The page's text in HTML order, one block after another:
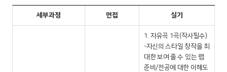
세부과정 면접 실기
1. 자유곡 1곡(작사필수)
-자신의 스타일 창작을 최
대한 보여 줄 수 있는 랩
준비/전공에 대한 이해도